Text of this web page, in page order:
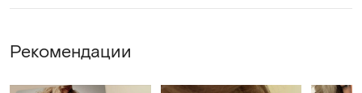
WhatsApp
Telegram
cocossimo.shop@gmail.com
Рекомендации